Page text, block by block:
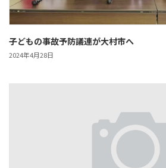
子どもの事故予防議連が大村市へ
2024年4月28日